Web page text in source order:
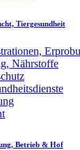
Tiergesundheit
Nährstoffe
Betrieb & Hof